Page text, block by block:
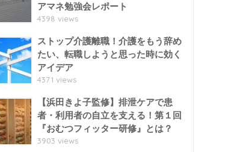
アマネ勉強会レポート
4398 views
ストップ介護離職！介護をもう辞め
たい、転職しようと思った時に効く
アイデア
4371 views
【浜田きよ子監修】排泄ケアで患
者・利用者の自立を支える！第１回
『おむつフィッター研修』とは？
3903 views